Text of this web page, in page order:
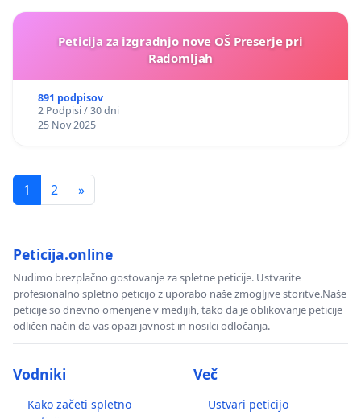
Peticija za izgradnjo nove OŠ Preserje pri
Radomljah
891 podpisov
2 Podpisi / 30 dni
25 Nov 2025
1 2 »
Peticija.online
Nudimo brezplačno gostovanje za spletne peticije. Ustvarite
profesionalno spletno peticijo z uporabo naše zmogljive storitve.Naše
peticije so dnevno omenjene v medijih, tako da je oblikovanje peticije
odličen način da vas opazi javnost in nosilci odločanja.
Vodniki
Kako začeti spletno
Več
Ustvari peticijo